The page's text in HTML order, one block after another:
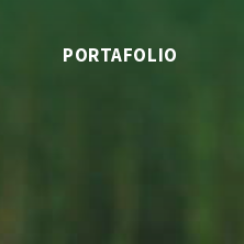
PORTAFOLIO